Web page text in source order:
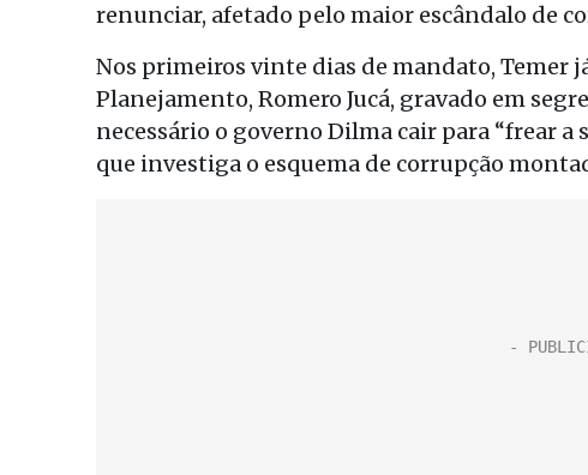
renunciar, afetado pelo maior escândalo de
Nos primeiros vinte dias de mandato, Temer
Planejamento, Romero Jucá, gravado em
necessário o governo Dilma cair para “frear a
que investiga o esquema de corrupção